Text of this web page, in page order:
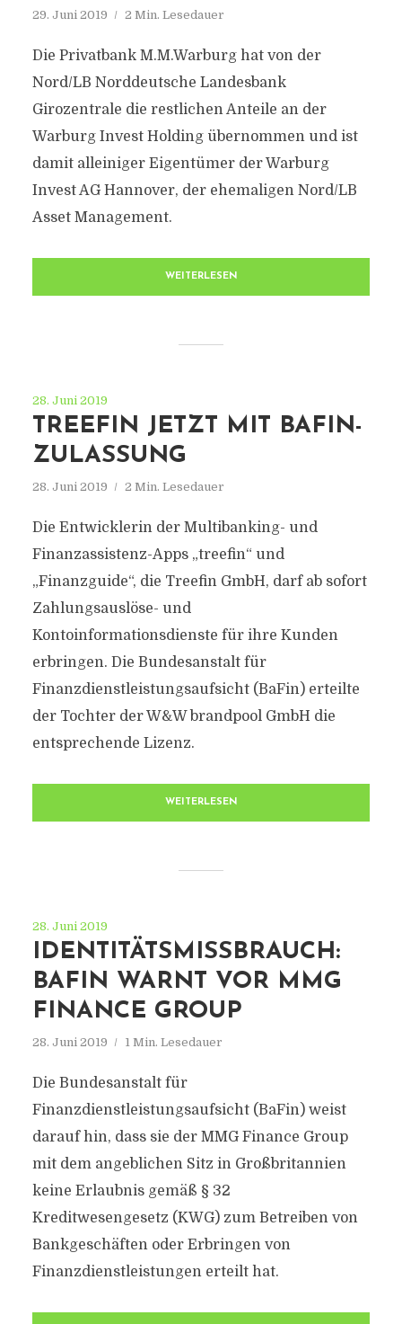
29. Juni 2019 2 Min. Lesedauer
Die Privatbank M.M.Warburg hat von der
Nord/LB Norddeutsche Landesbank
Girozentrale die restlichen Anteile an der
Warburg Invest Holding übernommen und ist
damit alleiniger Eigentümer der Warburg
Invest AG Hannover, der ehemaligen Nord/LB
Asset Management.
WEITERLESEN
28. Juni 2019
TREEFIN JETZT MIT BAFIN-
ZULASSUNG
28. Juni 2019 2 Min. Lesedauer
Die Entwicklerin der Multibanking- und
Finanzassistenz-Apps „treefin“ und
„Finanzguide“, die Treefin GmbH, darf ab sofort
Zahlungsauslöse- und
Kontoinformationsdienste für ihre Kunden
erbringen. Die Bundesanstalt für
Finanzdienstleistungsaufsicht (BaFin) erteilte
der Tochter der W&W brandpool GmbH die
entsprechende Lizenz.
WEITERLESEN
28. Juni 2019
IDENTITÄTSMISSBRAUCH:
BAFIN WARNT VOR MMG
FINANCE GROUP
28. Juni 2019 1 Min. Lesedauer
Die Bundesanstalt für
Finanzdienstleistungsaufsicht (BaFin) weist
darauf hin, dass sie der MMG Finance Group
mit dem angeblichen Sitz in Großbritannien
keine Erlaubnis gemäß § 32
Kreditwesengesetz (KWG) zum Betreiben von
Bankgeschäften oder Erbringen von
Finanzdienstleistungen erteilt hat.